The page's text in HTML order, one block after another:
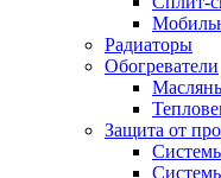
Радиаторы
Обогреватели
Защита от